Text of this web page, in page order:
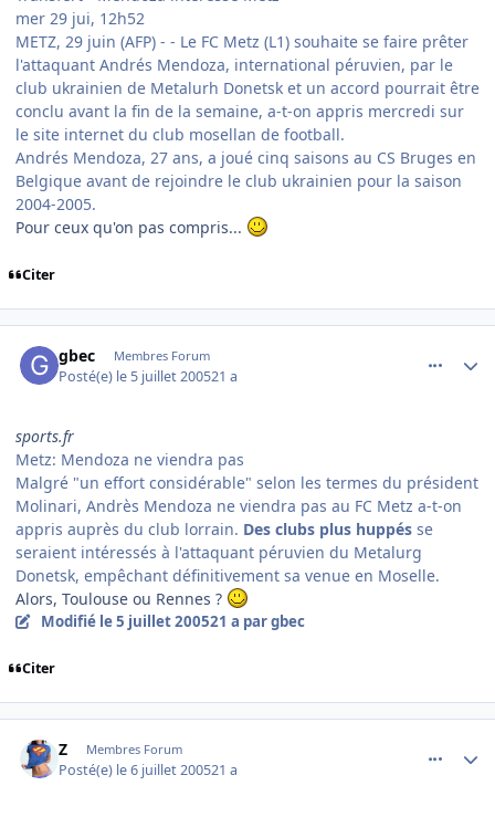
mer 29 jui, 12h52
METZ, 29 juin (AFP) - - Le FC Metz (L1) souhaite se faire prêter
l'attaquant Andrés Mendoza, international péruvien, par le
club ukrainien de Metalurh Donetsk et un accord pourrait être
conclu avant la fin de la semaine, a-t-on appris mercredi sur
le site internet du club mosellan de football.
Andrés Mendoza, 27 ans, a joué cinq saisons au CS Bruges en
Belgique avant de rejoindre le club ukrainien pour la saison
2004-2005.
Pour ceux qu'on pas compris...
Citer
gbec Membres Forum
Posté(e) le 5 juillet 200521 a
sports.fr
Metz: Mendoza ne viendra pas
Malgré "un effort considérable" selon les termes du président
Molinari, Andrès Mendoza ne viendra pas au FC Metz a-t-on
appris auprès du club lorrain. Des clubs plus huppés se
seraient intéressés à l'attaquant péruvien du Metalurg
Donetsk, empêchant définitivement sa venue en Moselle.
Alors, Toulouse ou Rennes ?
Modifié le 5 juillet 200521 a par gbec
Citer
Z Membres Forum
Posté(e) le 6 juillet 200521 a